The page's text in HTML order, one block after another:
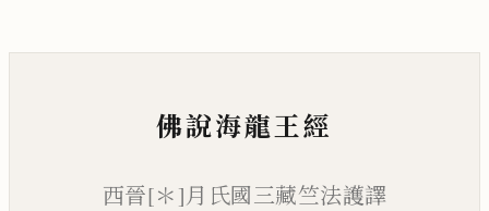
佛說海龍王經
西晉[＊]月氏國三藏竺法護譯